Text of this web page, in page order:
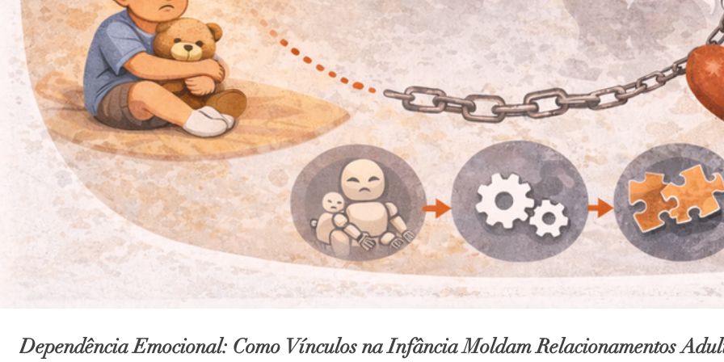
Dependência Emocional: Como Vínculos na Infância Moldam Relacionamentos